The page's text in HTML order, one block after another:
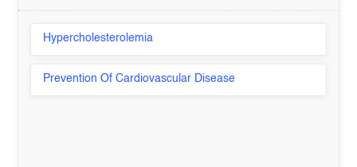
Hypercholesterolemia
Prevention Of Cardiovascular Disease